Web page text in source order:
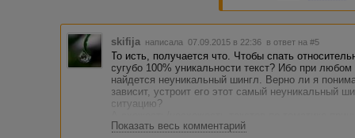
skifija написала 07.09.2015 в 22:36 в ответ на #5
То исть, получается что. Чтобы спать
сугубо 100% уникальности текст? Ибо при
найдется неуникальный шингл. Верно ли я
зависит, устроит его этот самый неуникальный
ситуацию?
раскладе?
Показать весь комментарий